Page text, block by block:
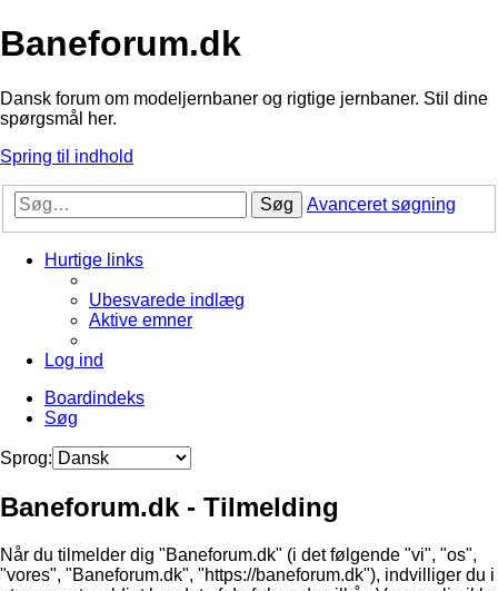
Baneforum.dk
Dansk forum om modeljernbaner og rigtige jernbaner. Stil dine
spørgsmål her.
Spring til indhold
Søg Avanceret søgning
Hurtige links
Ubesvarede indlæg
Aktive emner
Log ind
Boardindeks
Søg
Sprog:
Baneforum.dk - Tilmelding
Når du tilmelder dig "Baneforum.dk" (i det følgende "vi", "os",
"vores", "Baneforum.dk", "https://baneforum.dk"), indvilliger du i